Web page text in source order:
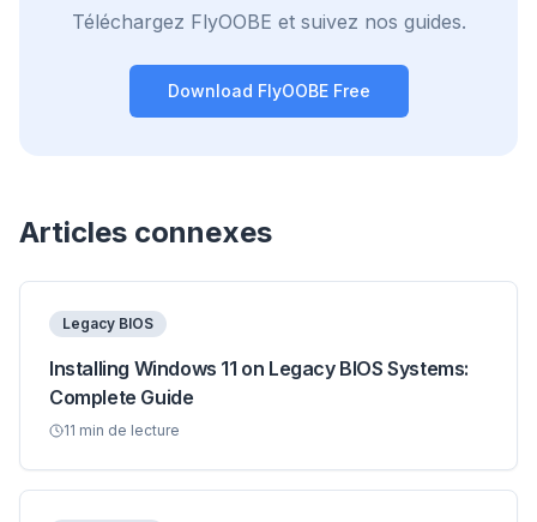
Téléchargez FlyOOBE et suivez nos guides.
Download FlyOOBE Free
Articles connexes
Legacy BIOS
Installing Windows 11 on Legacy BIOS Systems:
Complete Guide
11 min de lecture
une fois, optimisez tout.